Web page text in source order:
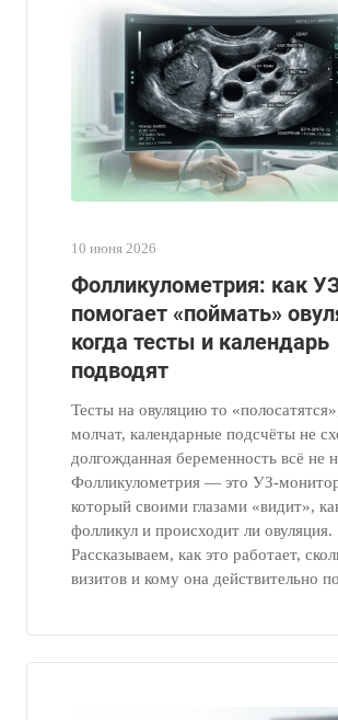
10 июня 2026
Фолликулометрия: как
помогает «поймать»
когда тесты и календарь
подводят
Тесты на овуляцию то
молчат, календарные подсчёты не
долгожданная беременность всё не
Фолликулометрия — это УЗ-
который своими глазами «видит»,
фолликул и происходит ли овуляция.
Рассказываем, как это работает,
визитов и кому она действительно